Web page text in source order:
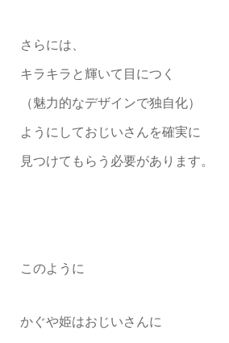
さらには、
キラキラと輝いて目につく
（魅力的なデザインで独自化）
ようにしておじいさんを確実に
見つけてもらう必要があります。
このように
かぐや姫はおじいさんに